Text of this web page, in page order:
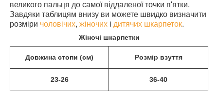
великого пальця до самої віддаленої точки п'ятки.
Завдяки таблицям внизу ви можете швидко визначити
розміри чоловічих, жіночих і дитячих шкарпеток.
Жіночі шкарпетки
Довжина стопи (см) Розмір взуття
23-26 36-40